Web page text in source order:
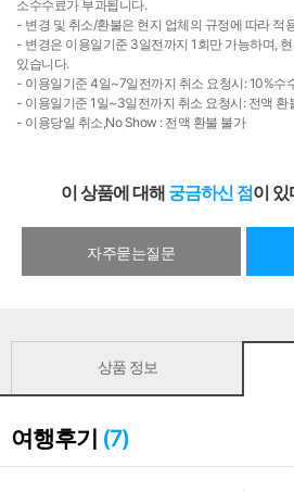
소수수료가 부과됩니다.
- 변경 및 취소/환불은 현지 업체의 규정에 따라 적
- 변경은 이용일기준 3일전까지 1회만 가능하며,
있습니다.
- 이용일기준 4일~7일전까지 취소 요청시: 10%수
- 이용일기준 1일~3일전까지 취소 요청시: 전액 환
- 이용당일 취소,No Show : 전액 환불 불가
이 상품에 대해 궁금하신 점이 있
자주묻는질문
상품 정보
여행후기 (7)